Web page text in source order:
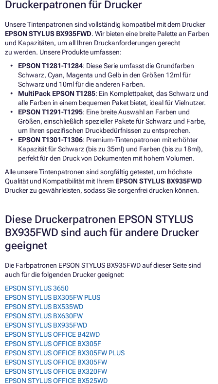
Druckerpatronen für Drucker
Unsere Tintenpatronen sind vollständig kompatibel mit dem Drucker
EPSON STYLUS BX935FWD. Wir bieten eine breite Palette an Farben
und Kapazitäten, um all Ihren Druckanforderungen gerecht
zu werden. Unsere Produkte umfassen:
EPSON T1281-T1284: Diese Serie umfasst die Grundfarben
Schwarz, Cyan, Magenta und Gelb in den Größen 12ml für
Schwarz und 10ml für die anderen Farben.
MultiPack EPSON T1285: Ein Komplettpaket, das Schwarz und
alle Farben in einem bequemen Paket bietet, ideal für Vielnutzer.
EPSON T1291-T1295: Eine breite Auswahl an Farben und
Größen, einschließlich spezieller Pakete für Schwarz und Farbe,
um Ihren spezifischen Druckbedürfnissen zu entsprechen.
EPSON T1301-T1306: Premium-Tintenpatronen mit erhöhter
Kapazität für Schwarz (bis zu 35ml) und Farben (bis zu 18ml),
perfekt für den Druck von Dokumenten mit hohem Volumen.
Alle unsere Tintenpatronen sind sorgfältig getestet, um höchste
Qualität und Kompatibilität mit Ihrem EPSON STYLUS BX935FWD
Drucker zu gewährleisten, sodass Sie sorgenfrei drucken können.
Diese Druckerpatronen EPSON STYLUS
BX935FWD sind auch für andere Drucker
geeignet
Die Farbpatronen EPSON STYLUS BX935FWD auf dieser Seite sind
auch für die folgenden Drucker geeignet:
EPSON STYLUS 3650
EPSON STYLUS BX305FW PLUS
EPSON STYLUS BX535WD
EPSON STYLUS BX630FW
EPSON STYLUS BX935FWD
EPSON STYLUS OFFICE B42WD
EPSON STYLUS OFFICE BX305F
EPSON STYLUS OFFICE BX305FW PLUS
EPSON STYLUS OFFICE BX305FW
EPSON STYLUS OFFICE BX320FW
EPSON STYLUS OFFICE BX525WD